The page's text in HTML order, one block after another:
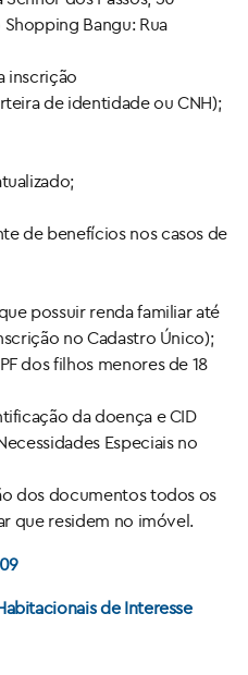
Bangu: Rua
inscrição
de identidade ou CNH);
de benefícios nos casos de
possuir renda familiar até
no Cadastro Único);
dos filhos menores de 18
da doença e CID
Especiais no
dos documentos todos os
que residem no imóvel.
de Interesse